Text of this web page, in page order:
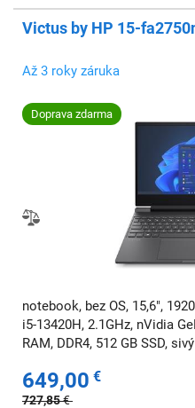
Victus by HP 15-
Až 3 roky záruka
Doprava zdarma
notebook, bez OS, 15,6",
i5-13420H, 2.1GHz, nVidia
RAM, DDR4, 512 GB SSD, sivý
649,00 €
727,85€